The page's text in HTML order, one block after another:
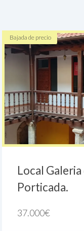
Bajada de precio
Local Galeria
Porticada.
37.000€